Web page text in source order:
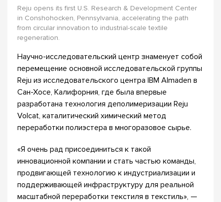
Reju opens its first U.S. Research & Development Center
in Conshohocken, Pennsylvania, accelerating the path
from circular innovation to industrial-scale textile
regeneration.
Научно-исследовательский центр знаменует собой
перемещение основной исследовательской группы
Reju из исследовательского центра IBM Almaden в
Сан-Хосе, Калифорния, где была впервые
разработана технология деполимеризации Reju
Volcat, каталитический химический метод
переработки полиэстера в многоразовое сырье.
«Я очень рад присоединиться к такой
инновационной компании и стать частью команды,
продвигающей технологию к индустриализации и
поддерживающей инфраструктуру для реальной
масштабной переработки текстиля в текстиль», —